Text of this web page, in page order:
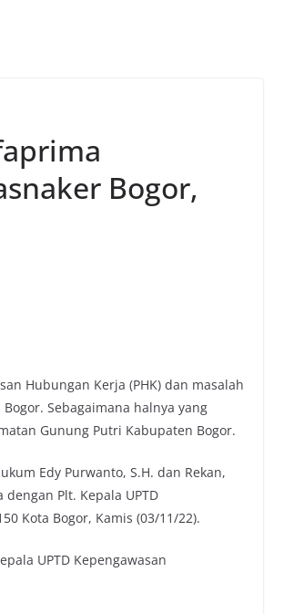
Bogor,
Hubungan Kerja (PHK) dan masalah
Sebagaimana halnya yang
Gunung Putri Kabupaten Bogor.
Edy Purwanto, S.H. dan Rekan,
Plt. Kepala UPTD
Kota Bogor, Kamis (03/11/22).
UPTD Kepengawasan